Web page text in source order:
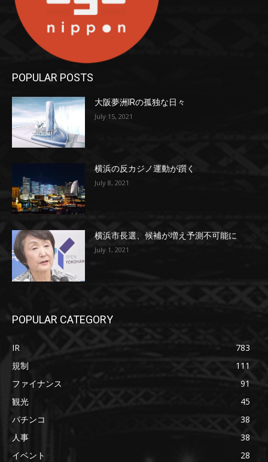
POPULAR POSTS
大阪夢洲IRの孤独な日々
July 15, 2021
横浜の反カジノ運動が躓く
July 8, 2021
横浜市長選、候補が増え予測不可能に
July 1, 2021
POPULAR CATEGORY
IR
783
規制
111
ファイナンス
91
観光
45
パチンコ
38
人事
38
イベント
28